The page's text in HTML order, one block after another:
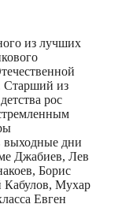
из лучших
Старший из
рос
выходные дни
Джабиев, Лев
Борис
Кабулов, Мухар
Евген